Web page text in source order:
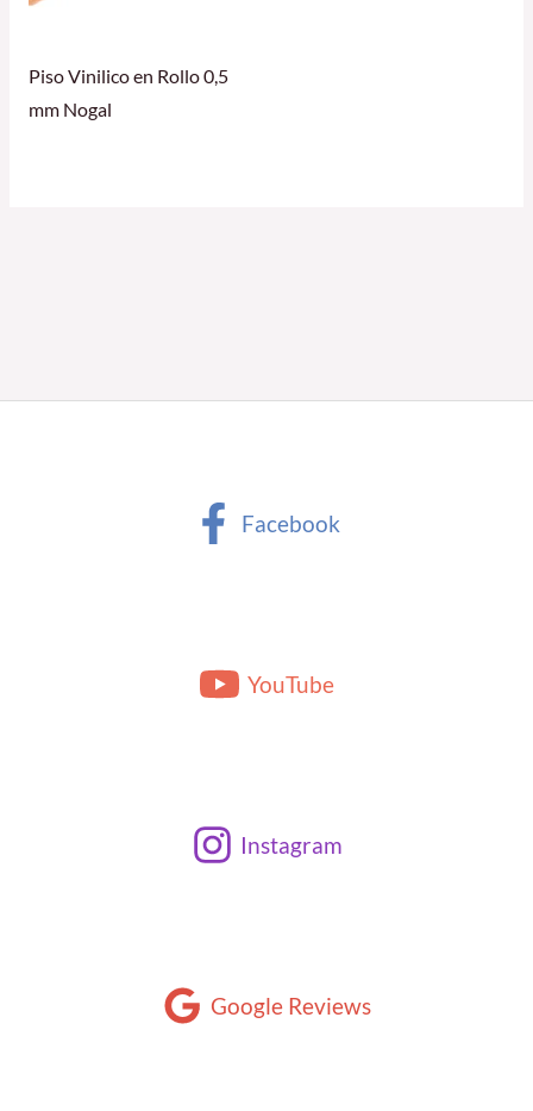
Piso Vinilico en Rollo 0,5
mm Nogal
Facebook
YouTube
Instagram
Google Reviews